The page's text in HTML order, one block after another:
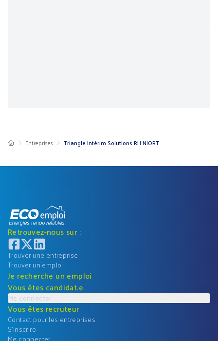
Entreprises Triangle Intérim Solutions RH NIORT
Retrouvez-nous sur :
Trouver une entreprise
Trouver un emploi
Je recherche un emploi
Vous êtes candidat.e
Me connecter
Vous êtes recruteur
Contact pour les entreprises
S'inscrire